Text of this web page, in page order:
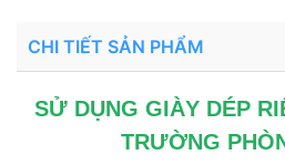
CHI TIẾT SẢN PHẨM
SỬ DỤNG GIÀY DÉP
TRƯỜNG